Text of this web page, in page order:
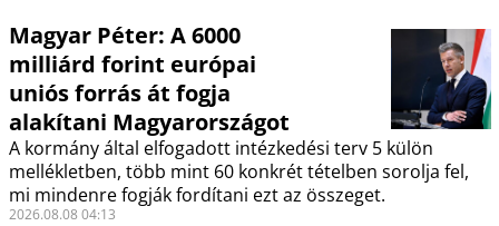
Magyar Péter: A 6000
milliárd forint európai
uniós forrás át fogja
alakítani Magyarországot
A kormány által elfogadott intézkedési terv 5 külön
mellékletben, több mint 60 konkrét tételben sorolja fel,
mi mindenre fogják fordítani ezt az összeget.
2026.08.08 04:13